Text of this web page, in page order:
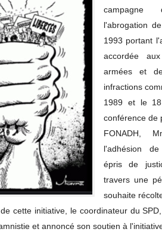
l'abrogation
1993 portant
accordée
armées et
infractions
1989 et le
conférence de
FONADH,
l'adhésion
épris de
travers une
souhaite
cette initiative, le coordinateur du
et annoncé son soutien à